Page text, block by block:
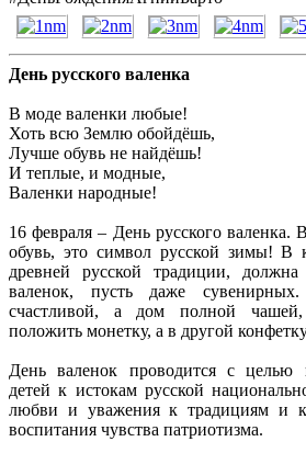
День русского валенка
В моде валенки любые!
Хоть всю Землю обойдёшь,
Лучше обувь не найдёшь!
И теплые, и модные,
Валенки народные!
16 февраля – День русского валенка.
обувь, это символ русской зимы! В
древней русской традиции,
валенок, пусть даже
счастливой, а дом полной
положить монетку, а в другой
День валенок проводится с целью
детей к истокам русской
любви и уважения к традициям и
воспитания чувства патриотизма.